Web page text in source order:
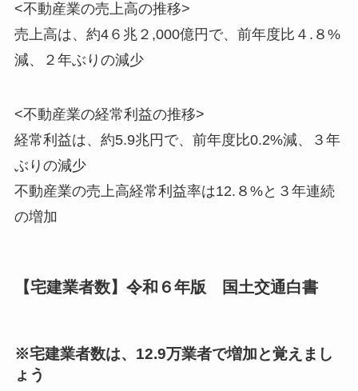
<不動産業の売上高の推移>
売上高は、約4６兆２,000億円で、前年度比 ４.８%
減、 ２年ぶりの減少
<不動産業の経常利益の推移>
経常利益は、約5.9兆円で、前年度比0.2%減、
３年
ぶりの減少
不動産業の売上高経常利益率は12.８%と ３年連続
の増加
【宅建業者数】令和６年版 国土交通白書
※宅建業者数は、 12.9万業者で増加と覚えまし
ょう